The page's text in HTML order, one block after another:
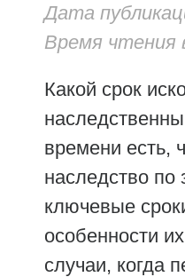
Дата
Время чтения
Какой срок
времени есть,
наследство по
ключевые
особенности
случаи, когда